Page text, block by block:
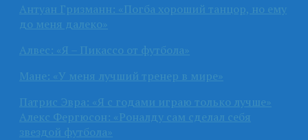
Антуан Гризманн: «Погба хороший танцор, но ему
до меня далеко»
Алвес: «Я – Пикассо от футбола»
Мане: «У меня лучший тренер в мире»
Патрис Эвра: «Я с годами играю только лучше»
Алекс Фергюсон: «Роналду сам сделал себя
звездой футбола»